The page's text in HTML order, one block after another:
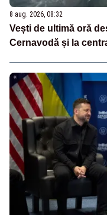
8 aug. 2026, 08:32
Vești de ultimă oră
Cernavodă și la